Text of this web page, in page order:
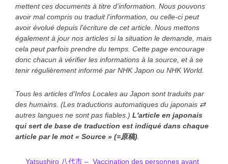
mettent ces documents à titre d’information. Nous pouvons
avoir mal compris ou traduit l'information, ou celle-ci peut
avoir évolué depuis l'écriture de cet article. Nous mettons
également à jour nos articles si la situation le demande, mais
cela peut parfois prendre du temps. Cette page encourage
donc chacun à vérifier les informations à la source, et à se
tenir régulièrement informé par NHK Japon ou NHK World.
Tous les articles d'Infos Locales au Japon sont traduits par
des humains. (Les traductions automatiques du japonais ⇄
autres langues ne sont pas fiables.) L'article en japonais
qui sert de base de traduction est indiqué dans chaque
article par le mot « Source » (=原稿)
Yatsushiro 八代市 – Vaccination des personnes ayant